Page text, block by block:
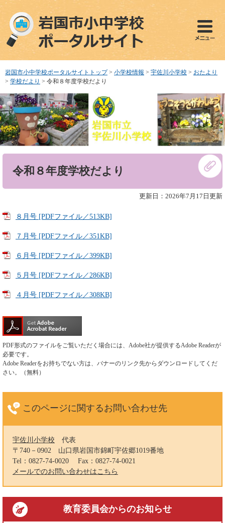
ペ
で
す
メ
ば
し
本
文
へ
岩国市小中学校ポータルサイトトップ > 小学校情報 > 宇佐川小学校 > おたより
> 学校だより > 令和８年度学校だより
令和８年度学校だより
更新日：2026年7月17日更新
８月号 [PDFファイル／513KB]
７月号 [PDFファイル／351KB]
６月号 [PDFファイル／399KB]
５月号 [PDFファイル／286KB]
４月号 [PDFファイル／308KB]
PDF形式のファイルをご覧いただく場合には、Adobe社が提供するAdobe Readerが
必要です。
Adobe Readerをお持ちでない方は、バナーのリンク先からダウンロードしてくだ
さい。（無料）
このページに関するお問い合わせ先
宇佐川小学校
代表
〒740－0902
山口県岩国市錦町宇佐郷1019番地
Tel：0827-74-0020
Fax：0827-74-0021
メールでのお問い合わせはこちら
教育委員会からのお知らせ